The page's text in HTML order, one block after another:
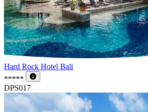
Hard Rock Hotel Bali
*****
DPS017